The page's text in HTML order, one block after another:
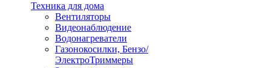
Техника для дома
Вентиляторы
Видеонаблюдение
Водонагреватели
Газонокосилки, Бензо/
ЭлектроТриммеры